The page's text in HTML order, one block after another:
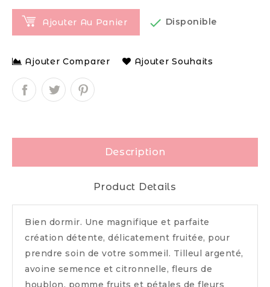
Ajouter Au Panier  Disponible
Ajouter Comparer Ajouter Souhaits
Description
Product Details
Bien dormir. Une magnifique et parfaite
création détente, délicatement fruitée, pour
prendre soin de votre sommeil. Tilleul argenté,
avoine semence et citronnelle, fleurs de
houblon, pomme fruits et pétales de fleurs